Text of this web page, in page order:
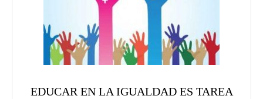
EDUCAR EN LA IGUALDAD ES TAREA